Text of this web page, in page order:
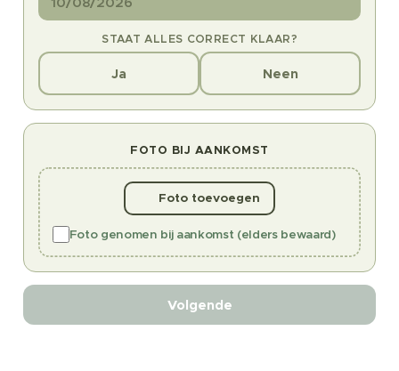
STAAT ALLES CORRECT KLAAR?
Ja Neen
FOTO BIJ AANKOMST
📷 Foto toevoegen
Foto genomen bij aankomst (elders bewaard)
Volgende